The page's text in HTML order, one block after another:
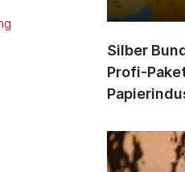
Silber
Profi-